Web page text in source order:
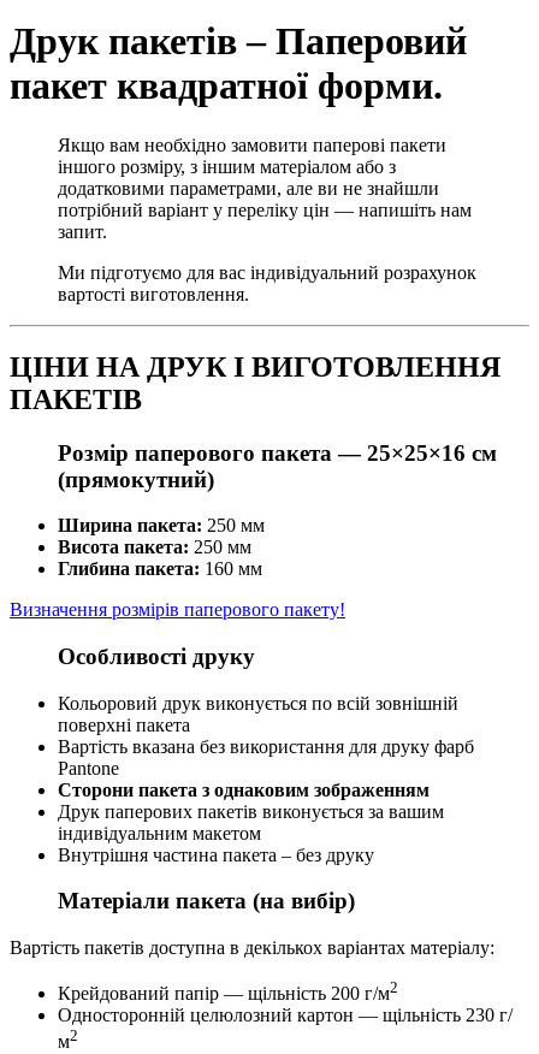
Друк пакетів – Паперовий
пакет квадратної форми.
Якщо вам необхідно замовити паперові пакети
іншого розміру, з іншим матеріалом або з
додатковими параметрами, але ви не знайшли
потрібний варіант у переліку цін — напишіть нам
запит.
Ми підготуємо для вас індивідуальний розрахунок
вартості виготовлення.
ЦІНИ НА ДРУК І ВИГОТОВЛЕННЯ
ПАКЕТІВ
Розмір паперового пакета —25×25×16 см
(прямокутний)
Ширина пакета: 250 мм
Висота пакета: 250 мм
Глибина пакета: 160 мм
Визначення розмірів паперового пакету!
Особливості друку
Кольоровий друк виконується по всій зовнішній
поверхні пакета
Вартість вказана без використання для друку фарб
Pantone
Сторони пакета з однаковим зображенням
Друк паперових пакетів виконується за вашим
індивідуальним макетом
Внутрішня частина пакета – без друку
Матеріали пакета (на вибір)
Вартість пакетів доступна в декількох варіантах матеріалу:
Крейдований папір — щільність 200 г/м2
Односторонній целюлозний картон — щільність 230 г/
м2